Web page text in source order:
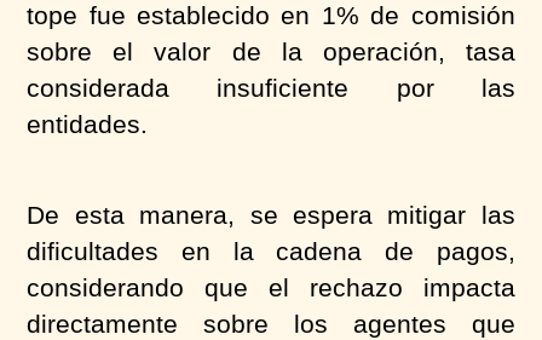
tope fue establecido en 1% de comisión
sobre el valor de la operación, tasa
considerada insuficiente por las
entidades.
De esta manera, se espera mitigar las
dificultades en la cadena de pagos,
considerando que el rechazo impacta
directamente sobre los agentes que